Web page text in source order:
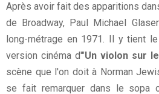
Après avoir fait des apparitions
de Broadway, Paul Michael
long-métrage en 1971. Il y tient
version cinéma d'"Un violon sur
scène que l'on doit à Norman
se fait remarquer dans le sopa